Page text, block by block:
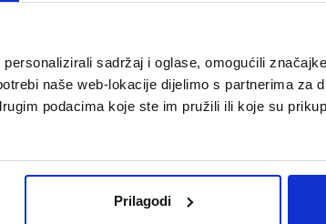
sadržaj i oglase, omogućili
naše web-lokacije dijelimo s partnerima za
podacima koje ste im pružili ili koje su
Prilagodi